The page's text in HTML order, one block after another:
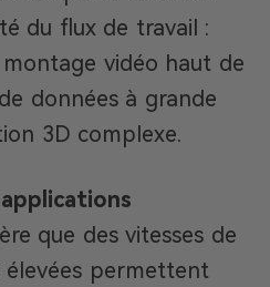
du flux de travail :
vidéo haut de
données à grande
3D complexe.
que des vitesses de
permettent